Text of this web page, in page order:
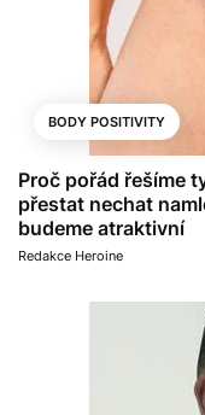
BODY POSITIVITY
Proč pořád řešíme
přestat nechat
budeme atraktivní
Redakce Heroine